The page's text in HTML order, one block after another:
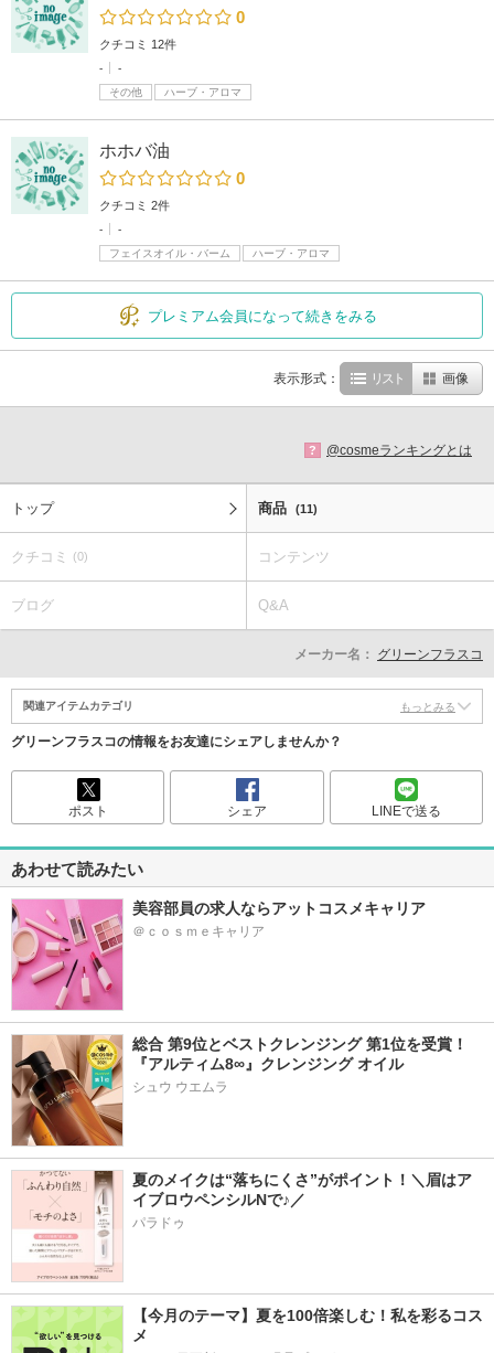
0
クチコミ 12件
-
-
その他
ハーブ・アロマ
ホホバ油
0
クチコミ 2件
-
-
フェイスオイル・バーム
ハーブ・アロマ
プレミアム会員になって続きをみる
表示形式： リスト 画像
? @cosmeランキングとは
トップ 商品 (11)
クチコミ (0) コンテンツ
ブログ Q&A
メーカー名： グリーンフラスコ
関連アイテムカテゴリ もっとみる
グリーンフラスコの情報をお友達にシェアしませんか？
ポスト シェア LINEで送る
あわせて読みたい
美容部員の求人ならアットコスメキャリア
＠ｃｏｓｍｅキャリア
総合 第9位とベストクレンジング 第1位を受賞！
『アルティム8∞』クレンジング オイル
シュウ ウエムラ
夏のメイクは“落ちにくさ”がポイント！＼眉はア
イブロウペンシルNで♪／
パラドゥ
【今月のテーマ】夏を100倍楽しむ！私を彩るコス
メ